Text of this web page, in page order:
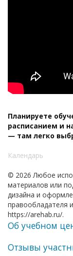
Планируете
расписанием и
— там легко
Календарь
© 2026 Любое
материалов или
дизайна и
правообладателя
https://arehab.ru/.
Об учебном
Отзывы